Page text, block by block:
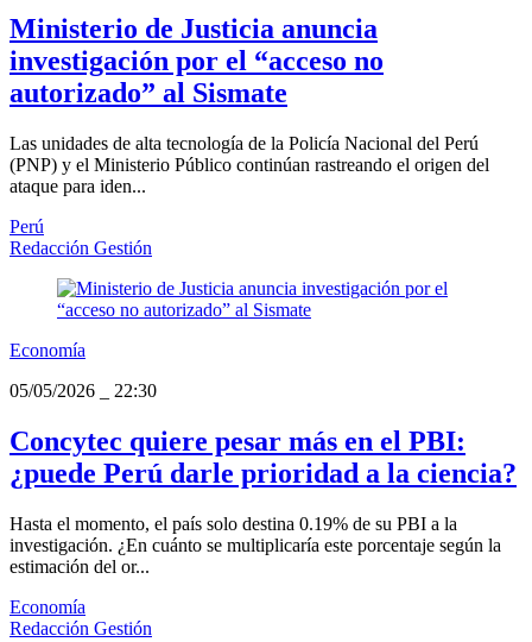
Ministerio de Justicia anuncia
investigación por el “acceso no
autorizado” al Sismate
Las unidades de alta tecnología de la Policía Nacional del Perú
(PNP) y el Ministerio Público continúan rastreando el origen del
ataque para iden...
Perú
Redacción Gestión
Economía
05/05/2026
22:30
Concytec quiere pesar más en el PBI:
¿puede Perú darle prioridad a la ciencia?
Hasta el momento, el país solo destina 0.19% de su PBI a la
investigación. ¿En cuánto se multiplicaría este porcentaje según la
estimación del or...
Economía
Redacción Gestión